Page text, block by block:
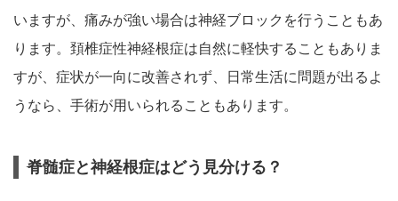
いますが、痛みが強い場合は神経ブロックを行うこともあ
ります。頚椎症性神経根症は自然に軽快することもありま
すが、症状が一向に改善されず、日常生活に問題が出るよ
うなら、手術が用いられることもあります。
脊髄症と神経根症はどう見分ける？